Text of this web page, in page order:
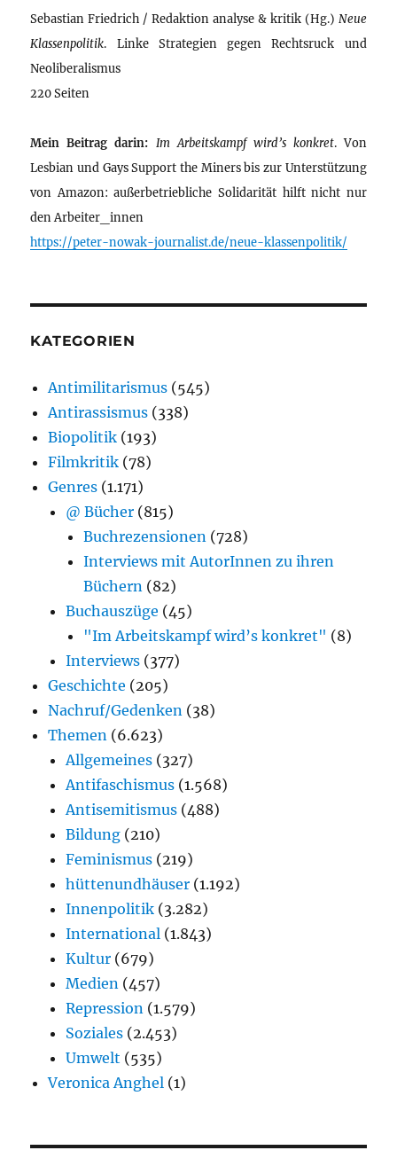
Sebastian Friedrich / Redaktion analyse & kritik (Hg.) Neue
Klassenpolitik. Linke Strategien gegen Rechtsruck und
Neoliberalismus
220 Seiten
Mein Beitrag darin: Im Arbeitskampf wird’s konkret. Von
Lesbian und Gays Support the Miners bis zur Unterstützung
von Amazon: außerbetriebliche Solidarität hilft nicht nur
den Arbeiter_innen
https://peter-nowak-journalist.de/neue-klassenpolitik/
KATEGORIEN
Antimilitarismus (545)
Antirassismus (338)
Biopolitik (193)
Filmkritik (78)
Genres (1.171)
@ Bücher (815)
Buchrezensionen (728)
Interviews mit AutorInnen zu ihren
Büchern (82)
Buchauszüge (45)
"Im Arbeitskampf wird’s konkret" (8)
Interviews (377)
Geschichte (205)
Nachruf/Gedenken (38)
Themen (6.623)
Allgemeines (327)
Antifaschismus (1.568)
Antisemitismus (488)
Bildung (210)
Feminismus (219)
hüttenundhäuser (1.192)
Innenpolitik (3.282)
International (1.843)
Kultur (679)
Medien (457)
Repression (1.579)
Soziales (2.453)
Umwelt (535)
Veronica Anghel (1)